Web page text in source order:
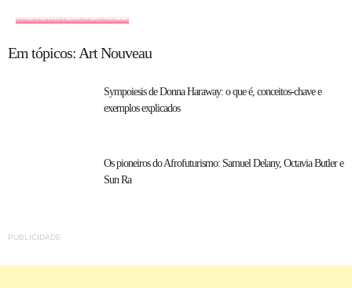
HISTÓRIA EM TÓPICOS
Em tópicos: Art Nouveau
Sympoiesis de Donna Haraway: o que é, conceitos-chave e
exemplos explicados
Os pioneiros do Afrofuturismo: Samuel Delany, Octavia Butler e
Sun Ra
PUBLICIDADE